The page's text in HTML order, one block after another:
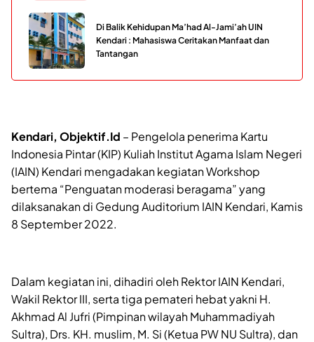
Di Balik Kehidupan Ma’had Al-Jami’ah UIN
Kendari : Mahasiswa Ceritakan Manfaat dan
Tantangan
Kendari, Objektif.Id – Pengelola penerima Kartu
Indonesia Pintar (KIP) Kuliah Institut Agama Islam Negeri
(IAIN) Kendari mengadakan kegiatan Workshop
bertema “Penguatan moderasi beragama” yang
dilaksanakan di Gedung Auditorium IAIN Kendari, Kamis
8 September 2022.
Dalam kegiatan ini, dihadiri oleh Rektor IAIN Kendari,
Wakil Rektor III, serta tiga pemateri hebat yakni H.
Akhmad Al Jufri (Pimpinan wilayah Muhammadiyah
Sultra), Drs. KH. muslim, M. Si (Ketua PW NU Sultra), dan